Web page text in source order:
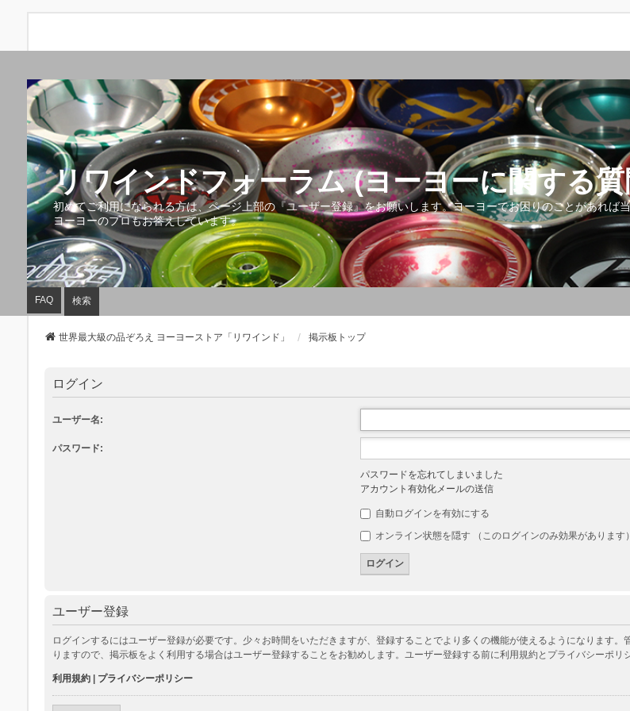
リワインドフォーラム (ヨーヨーに関する
初めてご利用になられる方は、ページ上部の『ユーザー登録』をお願いします。ヨーヨーでお困りのことがあれば
ヨーヨーのプロもお答えしています。
FAQ 検索
世界最大級の品ぞろえ ヨーヨーストア「リワインド」 掲示板トップ
ログイン
ユーザー名:
パスワード:
パスワードを忘れてしまいました
アカウント有効化メールの送信
自動ログインを有効にする
オンライン状態を隠す （このログインのみ効果があります）
ユーザー登録
ログインするにはユーザー登録が必要です。少々お時間をいただきますが、登録することでより多くの機能が使えるようになります
りますので、掲示板をよく利用する場合はユーザー登録することをお勧めします。ユーザー登録する前に利用規約とプライバシーポ
利用規約| プライバシーポリシー